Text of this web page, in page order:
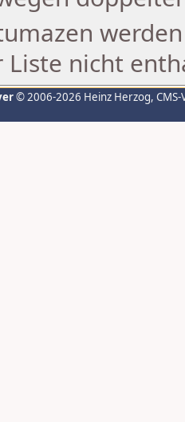
Liste nicht
© 2006-2026 Heinz Herzog,